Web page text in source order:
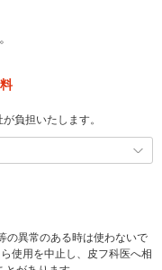
負担いたします。
の異常のある時は使わないで
使用を中止し、皮フ科医へ相